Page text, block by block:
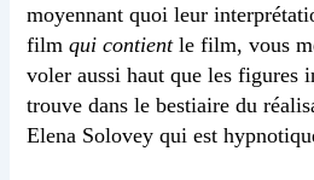
moyennant quoi leur
filmqui contientle film, vous
voler aussi haut que les figures
trouve dans le bestiaire du
Elena Solovey qui est